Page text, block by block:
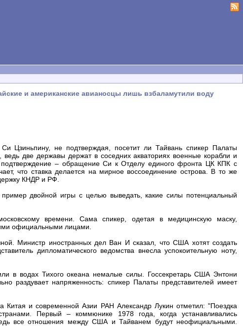
и американские авианосцы лишь взбаламутили воду
Цзиньпину, не подтверждая, посетит ли Тайвань спикер Палаты
две державы держат в соседних акваториях военные корабли и
– обращение Си к Отделу единого фронта ЦК КПК с
что ставка делается на мирное воссоединение острова. В то же
КНДР и РФ.
двойной игры с целью выведать, какие силы потенциальный
времени. Сама спикер, одетая в медицинскую маску,
официальными лицами.
Министр иностранных дел Ван И сказал, что США хотят создать
дипломатического ведомства внесла успокоительную ноту,
в водах Тихого океана немалые силы. Госсекретарь США Энтони
раздувает напряженность: спикер Палаты представителей имеет
Китая и современной Азии РАН Александр Лукин отметил: "Поездка
Первый – коммюнике 1978 года, когда устанавливались
все отношения между США и Тайванем будут неофициальными.